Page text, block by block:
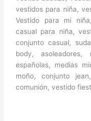
vestidos para niña,
Vestido para mi
casual para niña,
conjunto casual,
body, asoleadores,
españolas, medias
moño, conjunto
comunión, vestido